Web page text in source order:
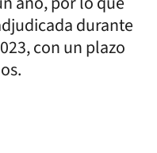
durante
con un plazo